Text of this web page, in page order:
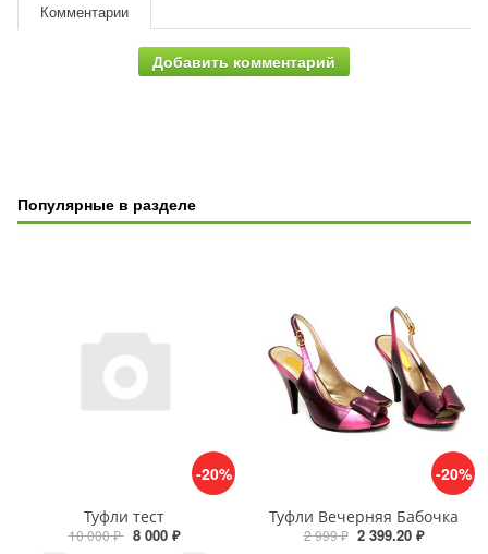
Комментарии
Добавить комментарий
Популярные в разделе
-20%
Туфли тест
10 000 ₽ 8 000 ₽
-20%
Туфли Вечерняя Бабочка
2 999 ₽ 2 399.20 ₽